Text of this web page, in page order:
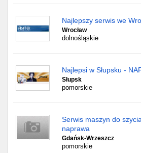
Najlepszy serwis we
Wrocław
dolnośląskie
Najlepsi w Słupsku -
Słupsk
pomorskie
Serwis maszyn do
naprawa
Gdańsk-Wrzeszcz
pomorskie